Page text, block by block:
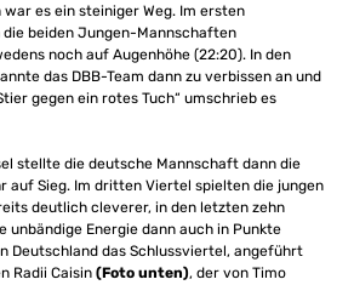
es ein steiniger Weg. Im ersten
beiden Jungen-Mannschaften
noch auf Augenhöhe (22:20). In den
das DBB-Team dann zu verbissen an und
gegen ein rotes Tuch“ umschrieb es
stellte die deutsche Mannschaft dann die
auf Sieg. Im dritten Viertel spielten die jungen
deutlich cleverer, in den letzten zehn
unbändige Energie dann auch in Punkte
Deutschland das Schlussviertel, angeführt
Radii Caisin (Foto unten), der von Timo